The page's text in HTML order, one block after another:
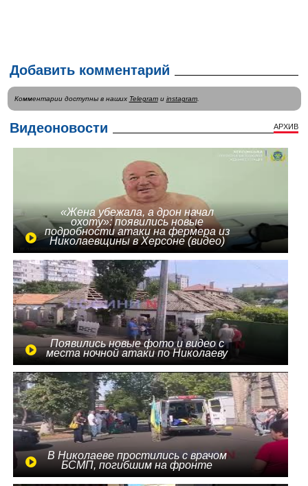
Добавить комментарий
Комментарии доступны в наших Telegramи instagram.
Видеоновости АРХИВ
«Жена убежала, а дрон начал
охоту»: появились новые
подробности атаки на фермера из
Николаевщины в Херсоне (видео)
Появились новые фото и видео с
места ночной атаки по Николаеву
В Николаеве простились с врачом
БСМП, погибшим на фронте